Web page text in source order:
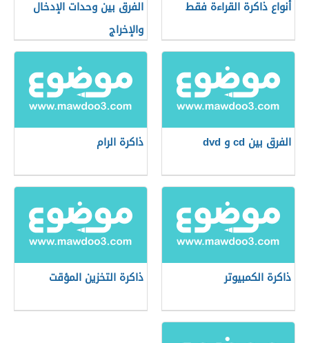
أنواع ذاكرة القراءة فقط
الفرق بين وحدات الإدخال
والإخراج
الفرق بين cd و dvd ذاكرة الرام
ذاكرة الكمبيوتر ذاكرة التخزين المؤقت